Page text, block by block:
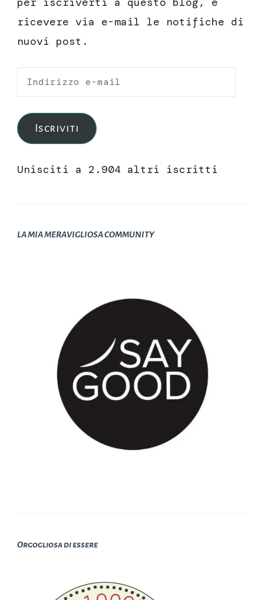
ricevere via e-mail le notifiche di
nuovi post.
Indirizzo
mail
Iscriviti
Unisciti a 2.904 altri iscritti
LA MIA MERAVIGLIOSA COMMUNITY
Orgogliosa di essere